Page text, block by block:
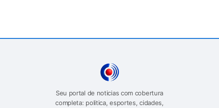
Seu portal de noticias com cobertura
completa: politica, esportes, cidades,